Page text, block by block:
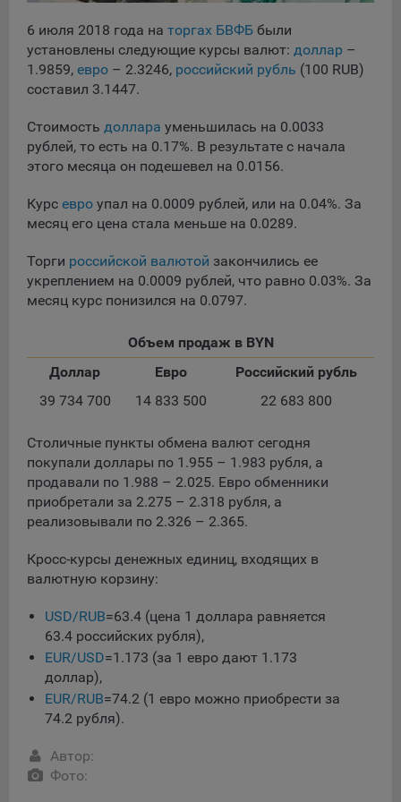
пункте 3 Политики, при их посещении для отражения
действий, совершенных пользователем. Эти файлы
позволяют не вводить заново или выбирать те же
параметры при повторном посещении того или иного
Целями обработки файлов cookie являются:
Общество не использует файлы cookie для
На сайтах используются как файлы cookie первой
стороны (устанавливаемые сайтами, которые посещает
пользователь), так и сторонние файлы cookie (задаются
сервером, расположенным вне домена наших сайтов).
Общество обрабатывает обезличенные данные
собираемые с помощью сервисов Интернет-статистики,
которые служат для сбора информации о действиях
пользователей на сайте, улучшения качества сайта и его
содержания. Общество обрабатывает обезличенные
сохранение файлов cookie и использование технологии
JavaScript).
На сайтах обрабатываются следующие типы файлов
рекламирования услуг пользователям сайта
«bankibel.by» на сторонних веб-сайтах. Например, если
может встретить рекламу Общества на некоторых
сторонних веб-сайтах.
Иногда Общество использует сторонние файлы cookie
для отслеживания эффективности своих рекламных
объявлений. Такие файлы cookie, например, запоминают,
с помощью каких браузеров пользователи посещают
Общество также регулирует и оценивает эффективность
рекламной деятельности.
6 июля 2018 года на торгах БВФБ были
установлены следующие курсы валют: доллар –
1.9859, евро – 2.3246, российский рубль (100 RUB)
составил 3.1447.
Стоимость доллара уменьшилась на 0.0033
рублей, то есть на 0.17%. В результате с начала
этого месяца он подешевел на 0.0156.
Курс евро упал на 0.0009 рублей, или на 0.04%. За
месяц его цена стала меньше на 0.0289.
Торги российской валютой закончились ее
укреплением на 0.0009 рублей, что равно 0.03%. За
месяц курс понизился на 0.0797.
Объем продаж в BYN
Доллар
Евро
Российский рубль
39 734 700
14 833 500 22 683 800
Столичные пункты обмена валют сегодня
покупали доллары по 1.955 – 1.983 рубля, а
продавали по 1.988 – 2.025. Евро обменники
приобретали за 2.275 – 2.318 рубля, а
реализовывали по 2.326 – 2.365.
Кросс-курсы денежных единиц, входящих в
валютную корзину:
USD/RUB=63.4 (цена 1 доллара равняется
63.4 российских рубля),
EUR/USD=1.173 (за 1 евро дают 1.173
доллар),
EUR/RUB=74.2 (1 евро можно приобрести за
74.2 рубля).
Автор:
Фото: